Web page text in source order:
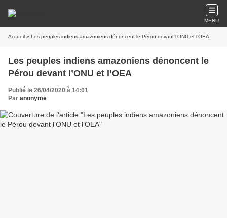
MENU
Accueil » Les peuples indiens amazoniens dénoncent le Pérou devant l’ONU et l’OEA
Les peuples indiens amazoniens dénoncent le
Pérou devant l’ONU et l’OEA
Publié le 26/04/2020 à 14:01
Par anonyme